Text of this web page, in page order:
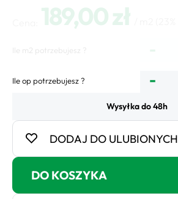
189,00 zł
Wysyłka do 48h
Ile m2 potrzebujesz ? -
Ile op potrzebujesz ? -
DODAJ DO ULUBIONYCH
DO KOSZYKA